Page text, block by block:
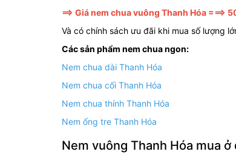
==> Giá nem chua vuông Thanh Hóa ===>
Và có chính sách ưu đãi khi mua số lượng
Các sản phẩm nem chua ngon:
Nem chua dài Thanh Hóa
Nem chua cối Thanh Hóa
Nem chua thính Thanh Hóa
Nem ống tre Thanh Hóa
Nem vuông Thanh Hóa mua ở